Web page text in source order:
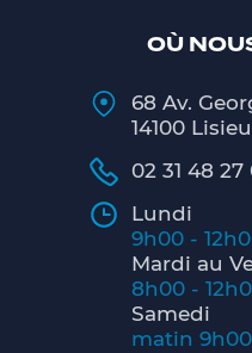
OÙ
68 Av.
14100
02 31 48 27
Lundi
9h00 -
Mardi au
8h00 -
Samedi
matin